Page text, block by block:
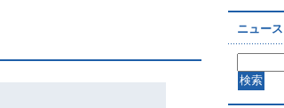
ニュー